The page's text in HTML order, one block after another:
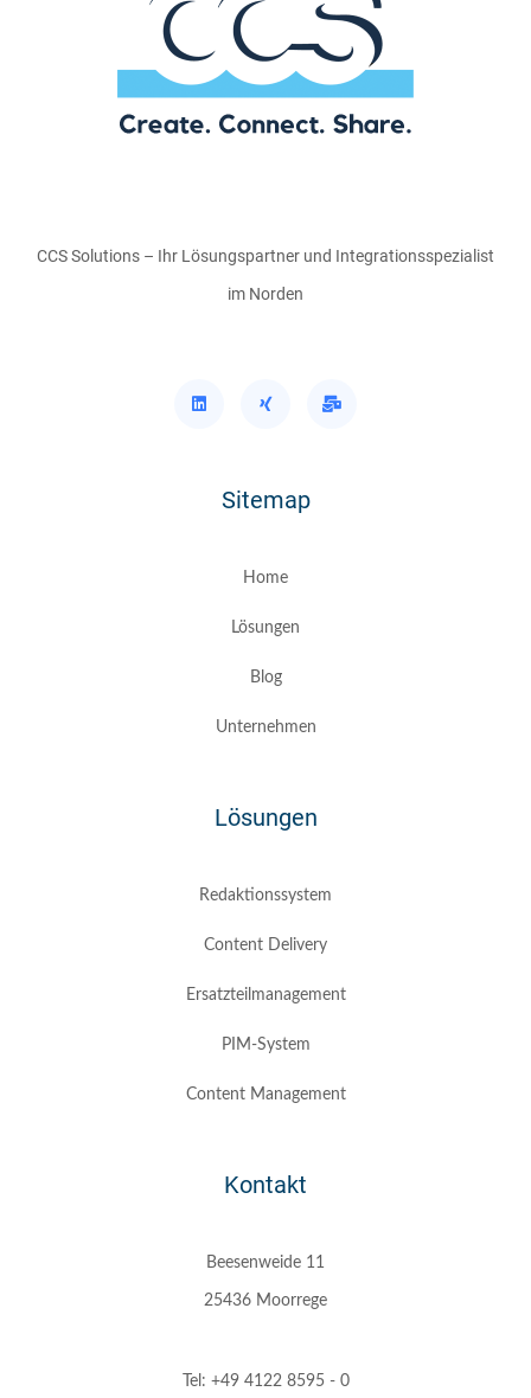
CCS Solutions – Ihr Lösungspartner und Integrationsspezialist
im Norden
Sitemap
Home
Lösungen
Blog
Unternehmen
Lösungen
Redaktionssystem
Content Delivery
Ersatzteilmanagement
PIM-System
Content Management
Kontakt
Beesenweide 11
25436 Moorrege
Tel: +49 4122 8595 - 0